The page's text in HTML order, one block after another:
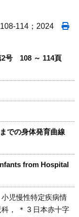
114；2024
号 108 ～ 114頁
での身体発育曲線
from Hospital
児慢性特定疾病情
， ＊ 3 日本赤十字